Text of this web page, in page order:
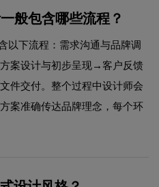
般包含哪些流程？
以下流程：需求沟通与品牌调
案设计与初步呈现→客户反馈
件交付。整个过程中设计师会
案准确传达品牌理念，每个环